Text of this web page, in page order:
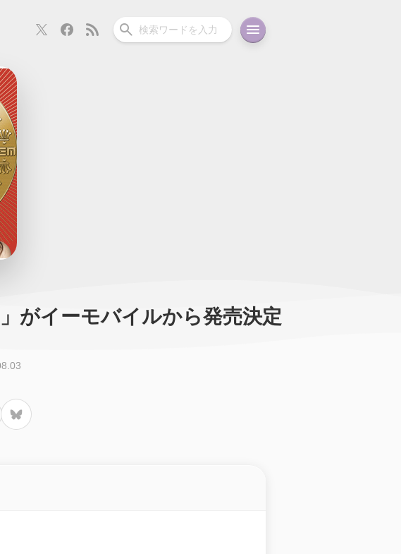
車・バイク
がイーモバイルから発売決定